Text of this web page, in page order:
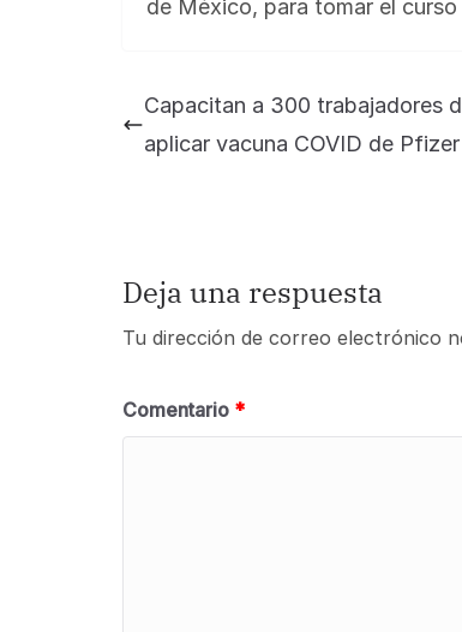
de México, para tomar el
Capacitan a 300 trabajadores
aplicar vacuna COVID de
Deja una respuesta
Tu dirección de correo electrónico
Comentario *